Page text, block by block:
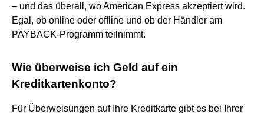
– und das überall, wo American Express akzeptiert wird.
Egal, ob online oder offline und ob der Händler am
PAYBACK-Programm teilnimmt.
Wie überweise ich Geld auf ein
Kreditkartenkonto?
Für Überweisungen auf Ihre Kreditkarte gibt es bei Ihrer